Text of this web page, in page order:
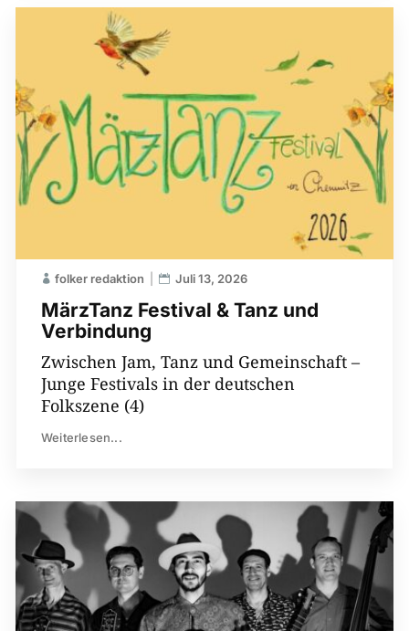
MärzTanz Festival & Tanz und
Verbindung
folker redaktion Juli 13, 2026
Zwischen Jam, Tanz und Gemeinschaft –
Junge Festivals in der deutschen
Folkszene (4)
Weiterlesen...